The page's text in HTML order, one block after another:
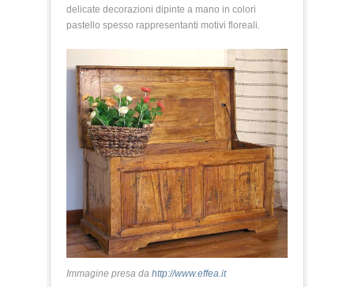
delicate decorazioni dipinte a mano in colori
pastello spesso rappresentanti motivi floreali.
Immagine presa da http://www.effea.it